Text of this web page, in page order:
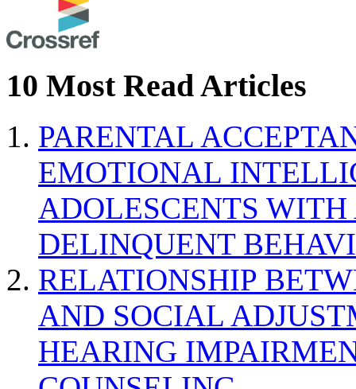
10 Most Read Articles
PARENTAL
EMOTIONAL
ADOLESCENTS
DELINQUENT
RELATIONSHIP
AND SOCIAL
HEARING